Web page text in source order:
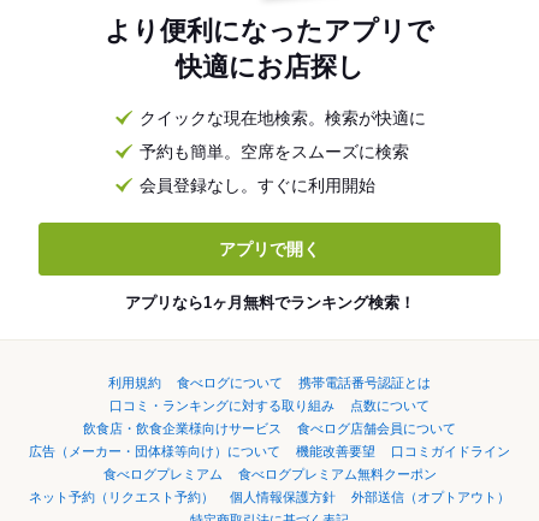
より便利になったアプリで
快適にお店探し
クイックな現在地検索。検索が快適に
予約も簡単。空席をスムーズに検索
会員登録なし。すぐに利用開始
アプリで開く
アプリなら1ヶ月無料でランキング検索！
利用規約 食べログについて
携帯電話番号認証とは
口コミ・ランキングに対する取り組み
点数について
飲食店・飲食企業様向けサービス
食べログ店舗会員について
広告（メーカー・団体様等向け）について
機能改善要望
口コミガイドライン
食べログプレミアム
食べログプレミアム無料クーポン
ネット予約（リクエスト予約）
個人情報保護方針
外部送信（オプトアウト）